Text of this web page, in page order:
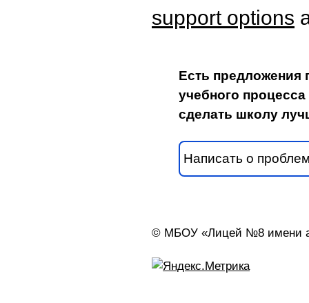
support options
Есть предложения
учебного процесса
сделать школу
Написать о
© МБОУ «Лицей №8 имени